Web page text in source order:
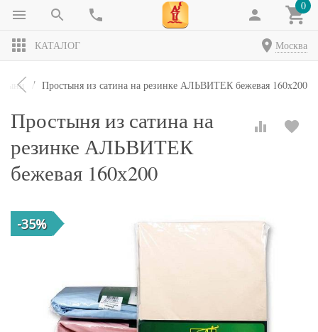
0
КАТАЛОГ Москва
Простыня из сатина на резинке АЛЬВИТЕК бежевая 160х200
Простыня из сатина на
резинке АЛЬВИТЕК
бежевая 160х200
-35%